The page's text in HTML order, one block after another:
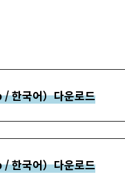
한국어）다운로드
한국어）다운로드